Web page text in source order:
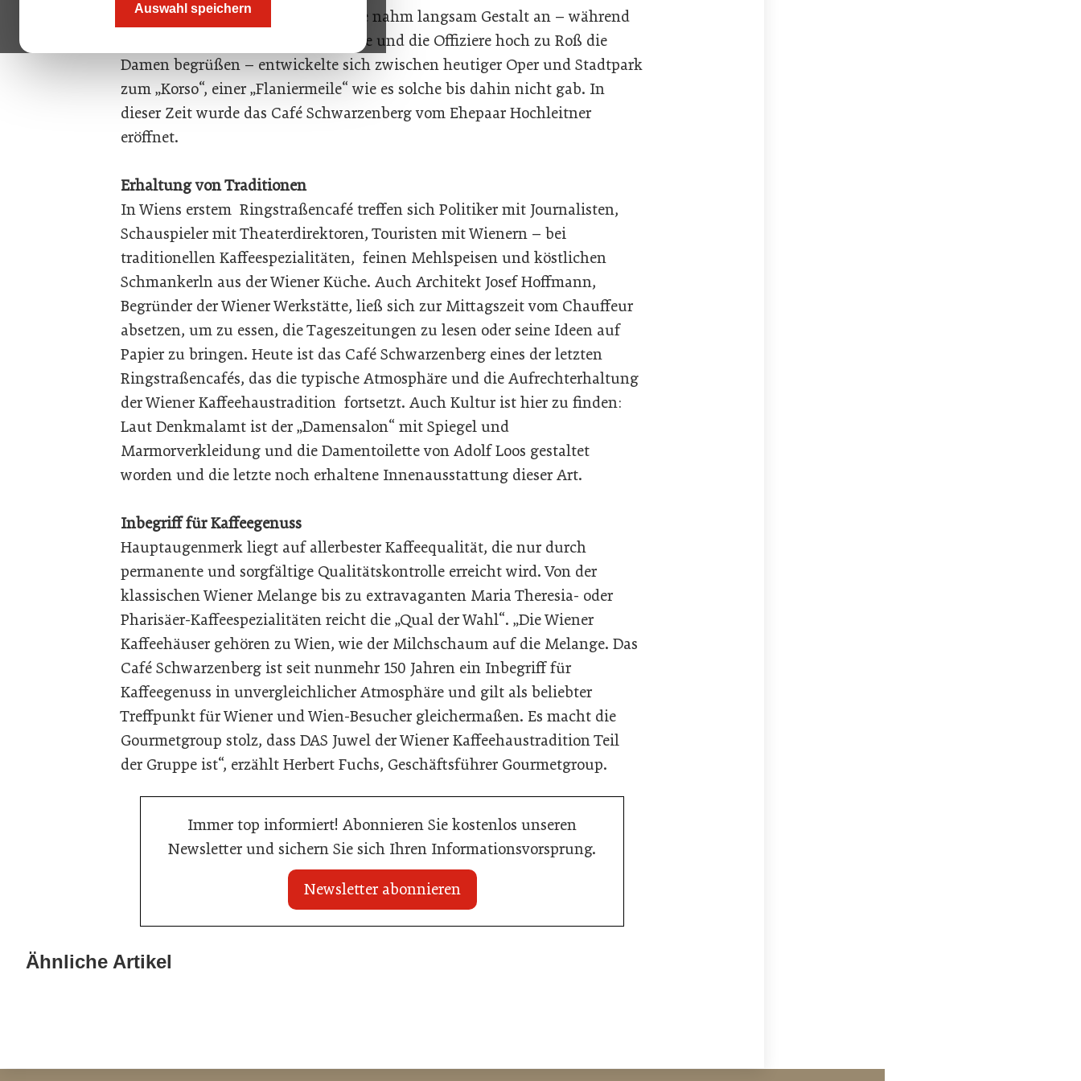
Auswahl speichern
Europas beschäftigt. Die Ringstraße nahm langsam Gestalt an – während
die Pferdebahn noch vorbeiklingelte und die Offiziere hoch zu Roß die
Damen begrüßen – entwickelte sich zwischen heutiger Oper und Stadtpark
zum „Korso“, einer „Flaniermeile“ wie es solche bis dahin nicht gab. In
dieser Zeit wurde das Café Schwarzenberg vom Ehepaar Hochleitner
eröffnet.
Erhaltung von Traditionen
In Wiens erstem Ringstraßencafé treffen sich Politiker mit Journalisten,
Schauspieler mit Theaterdirektoren, Touristen mit Wienern – bei
traditionellen Kaffeespezialitäten, feinen Mehlspeisen und köstlichen
Schmankerln aus der Wiener Küche. Auch Architekt Josef Hoffmann,
Begründer der Wiener Werkstätte, ließ sich zur Mittagszeit vom Chauffeur
absetzen, um zu essen, die Tageszeitungen zu lesen oder seine Ideen auf
Papier zu bringen. Heute ist das Café Schwarzenberg eines der letzten
Ringstraßencafés, das die typische Atmosphäre und die Aufrechterhaltung
der Wiener Kaffeehaustradition fortsetzt. Auch Kultur ist hier zu finden:
Laut Denkmalamt ist der „Damensalon“ mit Spiegel und
Marmorverkleidung und die Damentoilette von Adolf Loos gestaltet
worden und die letzte noch erhaltene Innenausstattung dieser Art.
Inbegriff für Kaffeegenuss
Hauptaugenmerk liegt auf allerbester Kaffeequalität, die nur durch
permanente und sorgfältige Qualitätskontrolle erreicht wird. Von der
klassischen Wiener Melange bis zu extravaganten Maria Theresia- oder
Pharisäer-Kaffeespezialitäten reicht die „Qual der Wahl“. „Die Wiener
Kaffeehäuser gehören zu Wien, wie der Milchschaum auf die Melange. Das
Café Schwarzenberg ist seit nunmehr 150 Jahren ein Inbegriff für
Kaffeegenuss in unvergleichlicher Atmosphäre und gilt als beliebter
Treffpunkt für Wiener und Wien-Besucher gleichermaßen. Es macht die
Gourmetgroup stolz, dass DAS Juwel der Wiener Kaffeehaustradition Teil
der Gruppe ist“, erzählt Herbert Fuchs, Geschäftsführer Gourmetgroup.
Immer top informiert! Abonnieren Sie kostenlos unseren
Newsletter und sichern Sie sich Ihren Informationsvorsprung.
Newsletter abonnieren
Ähnliche Artikel
War die Fußball-WM 2026 für Ihren